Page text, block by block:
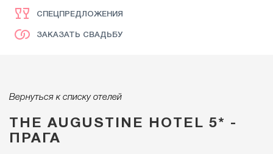
СПЕЦПРЕДЛОЖЕНИЯ
ЗАКАЗАТЬ СВАДЬБУ
Вернуться к списку отелей
THE AUGUSTINE HOTEL 5* -
ПРАГА